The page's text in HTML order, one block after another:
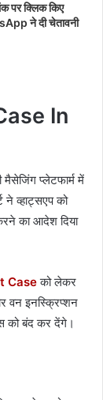
पर क्लिक किए
ने दी चेतावनी
In
मैसेजिंग प्लेटफार्म में
ने व्हाट्सएप को
का आदेश दिया
Caseको लेकर
वन इनस्क्रिप्शन
को बंद कर देंगे।